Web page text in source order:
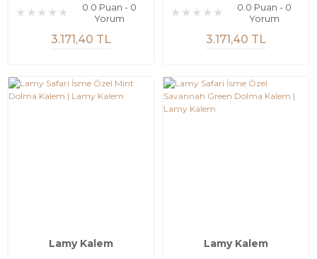
0.0 Puan - 0
Yorum
3.171,40 TL
0.0 Puan - 0
Yorum
3.171,40 TL
Lamy Kalem Lamy Kalem